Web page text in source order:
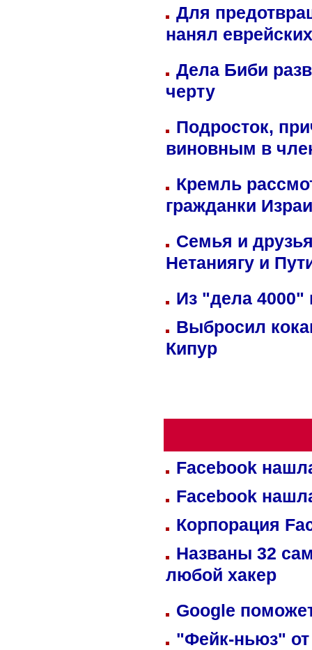
Для
нанял
Дела Биби
черту
Подросток,
виновным в
Кремль
гражданки
Семья и
Нетаниягу и
Из "дела 4000"
Выбросил
Кипур
Facebook
Facebook
Корпорация
Названы 32
любой хакер
Google
"Фейк-ньюз" от